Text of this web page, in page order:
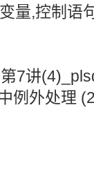
量,控制语
7讲
例外处理